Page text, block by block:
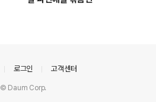
로그인 고객센터
© Daum Corp.